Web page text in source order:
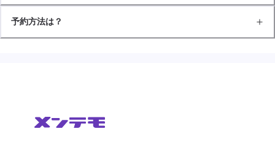
予約方法は？